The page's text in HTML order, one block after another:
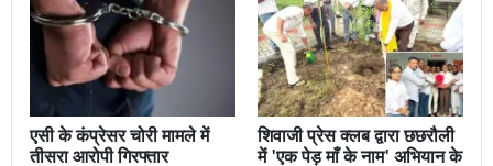
एसी के कंप्रेसर चोरी मामले में
तीसरा आरोपी गिरफ्तार
शिवाजी प्रेस क्लब द्वारा छछरौली
में 'एक पेड़ माँ के नाम' अभियान के